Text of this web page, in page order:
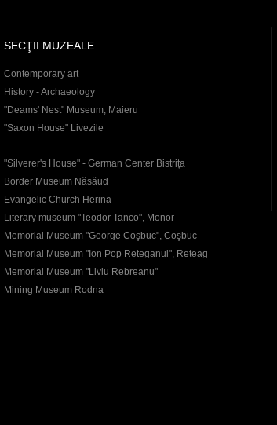
SECŢII MUZEALE
Contemporary art
History - Archaeology
"Deams' Nest" Museum, Maieru
"Saxon House" Livezile
"Silverer's House" - German Center Bistrița
Border Museum Năsăud
Evangelic Church Herina
Literary museum "Teodor Tanco", Monor
Memorial Museum "George Coşbuc", Coşbuc
Memorial Museum "Ion Pop Reteganul", Reteag
Memorial Museum "Liviu Rebreanu"
Mining Museum Rodna